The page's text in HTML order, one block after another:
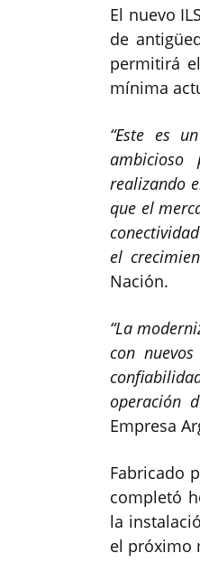
El nuevo
de
permitirá
mínima
“Este es
ambicioso
realizando
que el
el
Nación.
“La
con
operación
Empresa
Fabricado
completó
la
el próximo